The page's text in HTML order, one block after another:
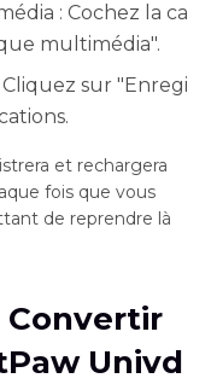
: Cochez la ca
multimédia".
sur "Enregi
et rechargera
fois que vous
de reprendre là
Convertir
Univd